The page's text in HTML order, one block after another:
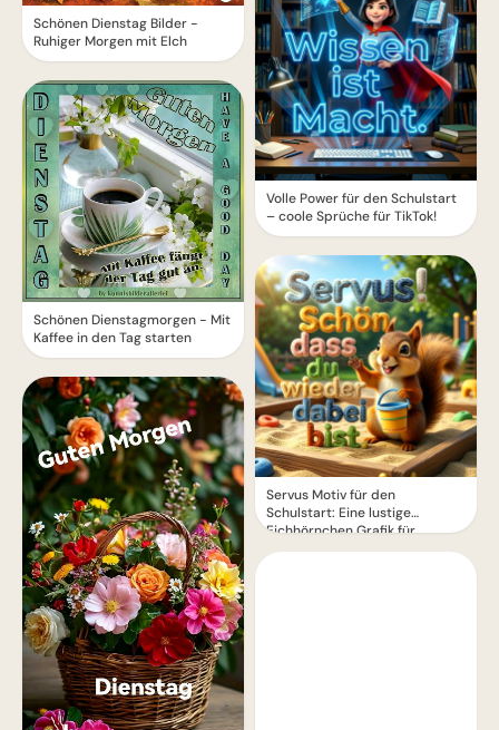
Schönen Dienstag Bilder -
Ruhiger Morgen mit Elch
Schönen Dienstagmorgen - Mit
Kaffee in den Tag starten
Volle Power für den Schulstart
– coole Sprüche für TikTok!
Servus Motiv für den
Schulstart: Eine lustige
Eichhörnchen Grafik für
WhatsApp